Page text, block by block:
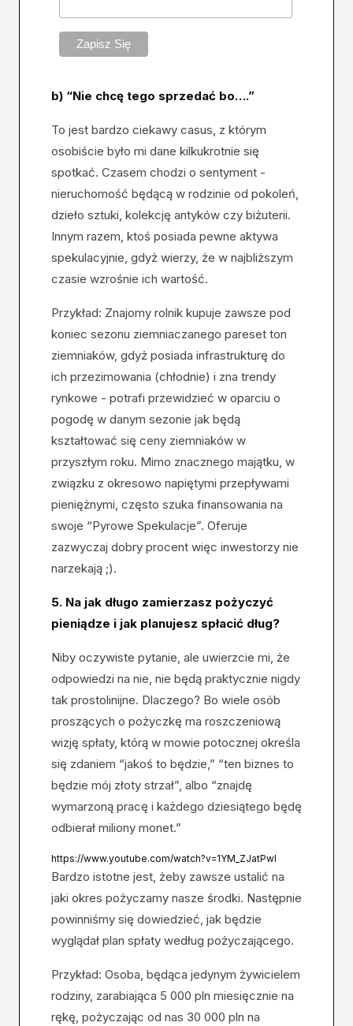
b) “Nie chcę tego sprzedać bo….”
To jest bardzo ciekawy casus, z którym
osobiście było mi dane kilkukrotnie się
spotkać. Czasem chodzi o sentyment -
nieruchomość będącą w rodzinie od pokoleń,
dzieło sztuki, kolekcję antyków czy biżuterii.
Innym razem, ktoś posiada pewne aktywa
spekulacyjnie, gdyż wierzy, że w najbliższym
czasie wzrośnie ich wartość.
Przykład: Znajomy rolnik kupuje zawsze pod
koniec sezonu ziemniaczanego pareset ton
ziemniaków, gdyż posiada infrastrukturę do
ich przezimowania (chłodnie) i zna trendy
rynkowe - potrafi przewidzieć w oparciu o
pogodę w danym sezonie jak będą
kształtować się ceny ziemniaków w
przyszłym roku. Mimo znacznego majątku, w
związku z okresowo napiętymi przepływami
pieniężnymi, często szuka finansowania na
swoje “Pyrowe Spekulacje”. Oferuje
zazwyczaj dobry procent więc inwestorzy nie
narzekają ;).
5. Na jak długo zamierzasz pożyczyć
pieniądze i jak planujesz spłacić dług?
Niby oczywiste pytanie, ale uwierzcie mi, że
odpowiedzi na nie, nie będą praktycznie nigdy
tak prostolinijne. Dlaczego? Bo wiele osób
proszących o pożyczkę ma roszczeniową
wizję spłaty, którą w mowie potocznej określa
się zdaniem “jakoś to będzie,” “ten biznes to
będzie mój złoty strzał”, albo “znajdę
wymarzoną pracę i każdego dziesiątego będę
odbierał miliony monet.”
https://www.youtube.com/watch?v=1YM_ZJatPwI
Bardzo istotne jest, żeby zawsze ustalić na
jaki okres pożyczamy nasze środki. Następnie
powinniśmy się dowiedzieć, jak będzie
wyglądał plan spłaty według pożyczającego.
Przykład: Osoba, będąca jedynym żywicielem
rodziny, zarabiająca 5 000 pln miesięcznie na
rękę, pożyczając od nas 30 000 pln na